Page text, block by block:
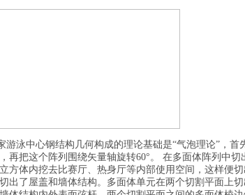
泳中心钢结构几何构成的理论基础是“气泡理论”，首
再把这个阵列围绕矢量轴旋转60°。 在多面体阵列中切
方体内挖去比赛厅、热身厅等内部使用空间，这样便
出了屋盖和墙体结构。多面体单元在两个切割平面上